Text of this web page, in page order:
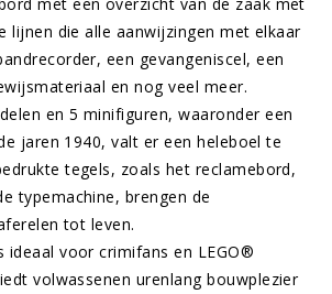
lijnen die alle aanwijzingen met elkaar
een gevangeniscel, een
en nog veel meer.
en 5 minifiguren, waaronder een
jaren 1940, valt er een heleboel te
tegels, zoals het reclamebord,
typemachine, brengen de
tot leven.
ideaal voor crimifans en LEGO®
volwassenen urenlang bouwplezier